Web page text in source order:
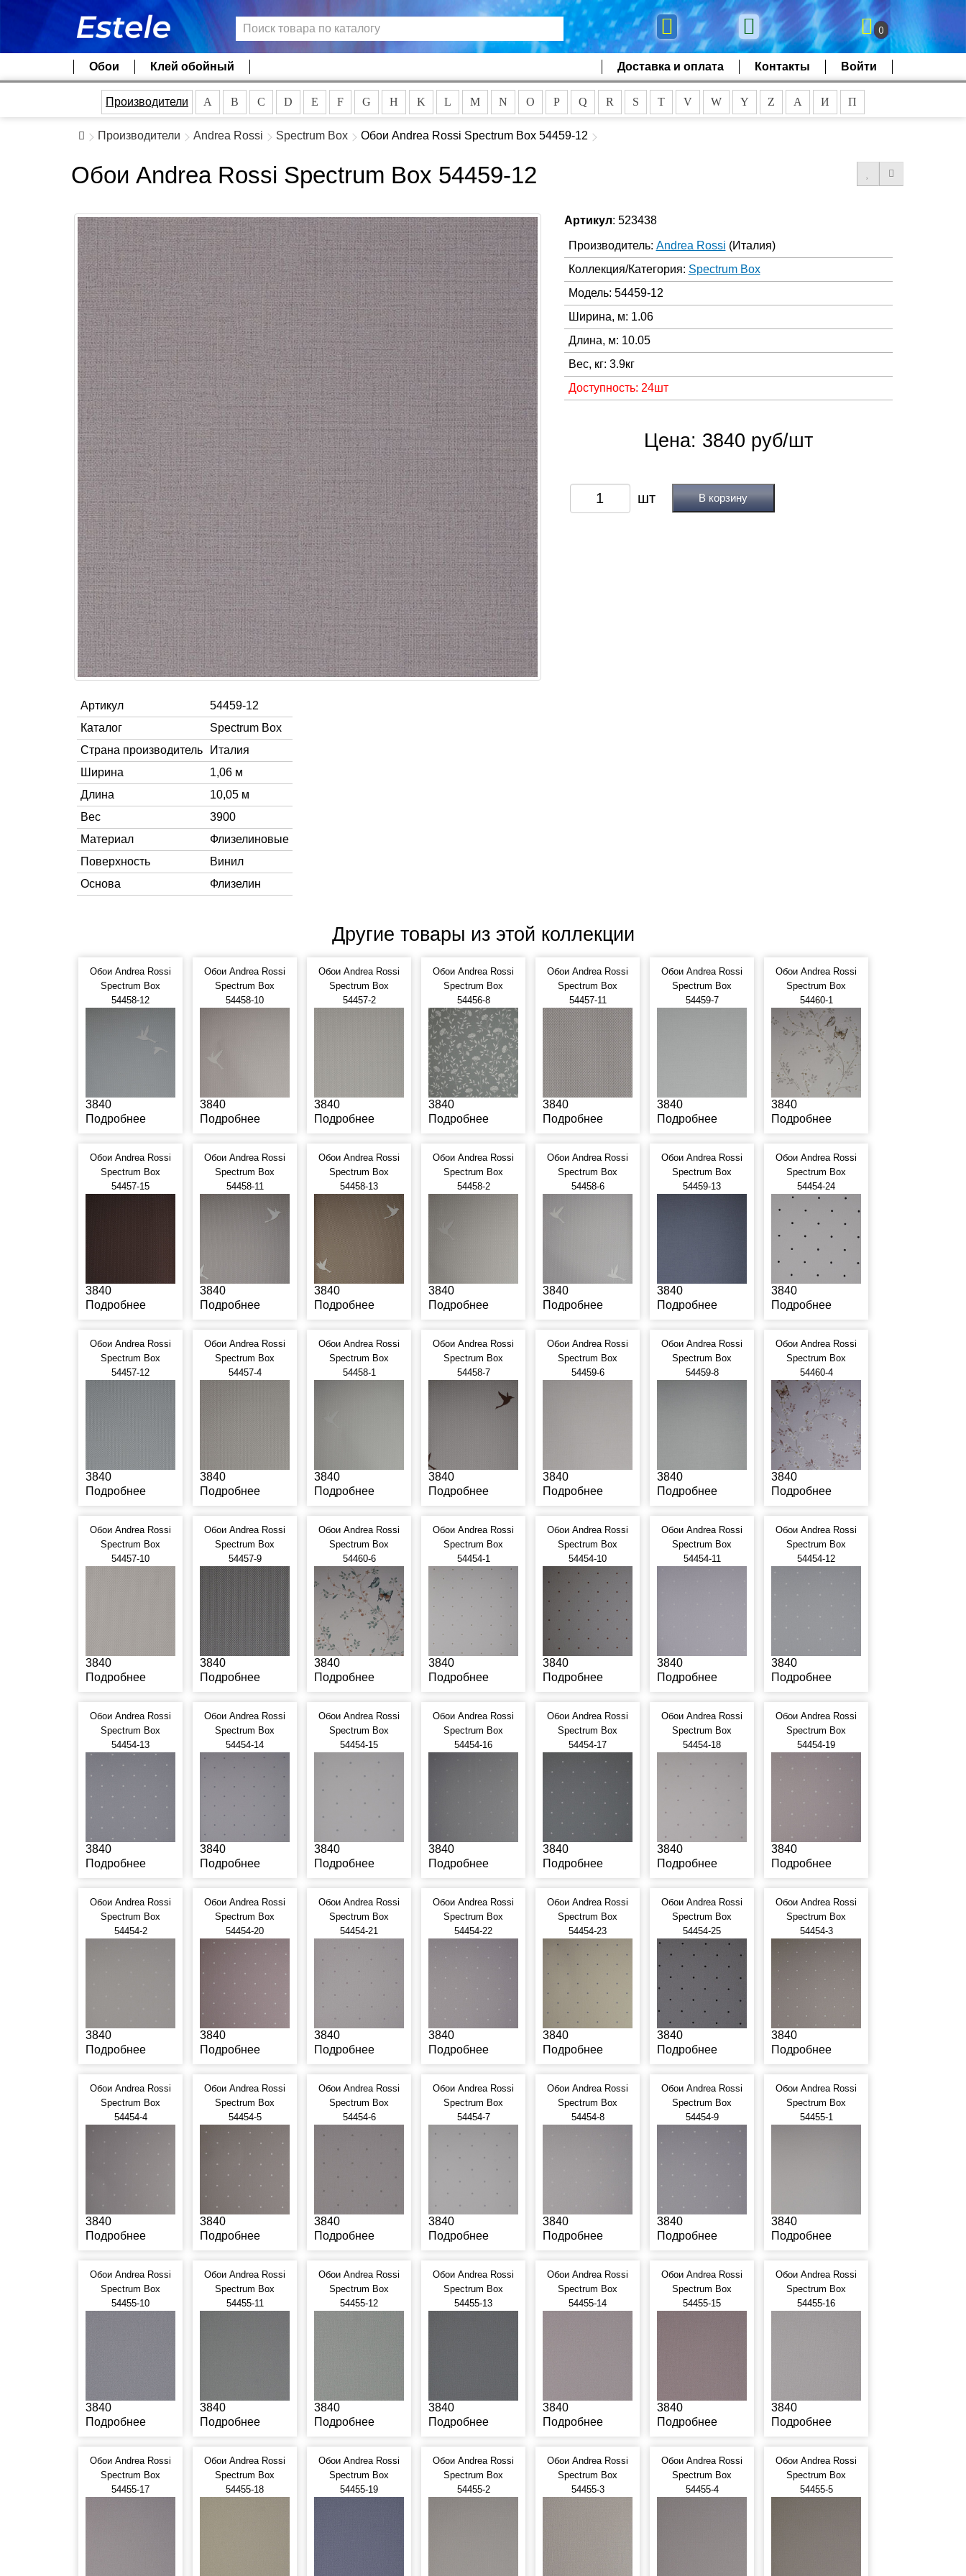
0
Обои Клей обойный Доставка и оплата Контакты Войти
Производители A B C D E F G H K L M N O P Q R S T V W Y Z А И П
Производители Andrea Rossi Spectrum Box Обои Andrea Rossi Spectrum Box 54459-12
Обои Andrea Rossi Spectrum Box 54459-12
Артикул: 523438
Производитель: Andrea Rossi (Италия)
Коллекция/Категория: Spectrum Box
Модель: 54459-12
Ширина, м: 1.06
Длина, м: 10.05
Вес, кг: 3.9кг
Доступность: 24шт
Цена: 3840 руб/шт
В корзину
Артикул
54459-12
Каталог
Spectrum Box
Страна производитель
Италия
Ширина
1,06 м
Длина
10,05 м
Вес
3900
Материал
Флизелиновые
Поверхность
Винил
Основа
Флизелин
Другие товары из этой коллекции
Обои Andrea Rossi
Spectrum Box
54458-12
3840
Подробнее
Обои Andrea Rossi
Spectrum Box
54458-10
3840
Подробнее
Обои Andrea Rossi
Spectrum Box
54457-2
3840
Подробнее
Обои Andrea Rossi
Spectrum Box
54456-8
3840
Подробнее
Обои Andrea Rossi
Spectrum Box
54457-11
3840
Подробнее
Обои Andrea Rossi
Spectrum Box
54459-7
3840
Подробнее
Обои Andrea Rossi
Spectrum Box
54460-1
3840
Подробнее
Обои Andrea Rossi
Spectrum Box
54457-15
3840
Подробнее
Обои Andrea Rossi
Spectrum Box
54458-11
3840
Подробнее
Обои Andrea Rossi
Spectrum Box
54458-13
3840
Подробнее
Обои Andrea Rossi
Spectrum Box
54458-2
3840
Подробнее
Обои Andrea Rossi
Spectrum Box
54458-6
3840
Подробнее
Обои Andrea Rossi
Spectrum Box
54459-13
3840
Подробнее
Обои Andrea Rossi
Spectrum Box
54454-24
3840
Подробнее
Обои Andrea Rossi
Spectrum Box
54457-12
3840
Подробнее
Обои Andrea Rossi
Spectrum Box
54457-4
3840
Подробнее
Обои Andrea Rossi
Spectrum Box
54458-1
3840
Подробнее
Обои Andrea Rossi
Spectrum Box
54458-7
3840
Подробнее
Обои Andrea Rossi
Spectrum Box
54459-6
3840
Подробнее
Обои Andrea Rossi
Spectrum Box
54459-8
3840
Подробнее
Обои Andrea Rossi
Spectrum Box
54460-4
3840
Подробнее
Обои Andrea Rossi
Spectrum Box
54457-10
3840
Подробнее
Обои Andrea Rossi
Spectrum Box
54457-9
3840
Подробнее
Обои Andrea Rossi
Spectrum Box
54460-6
3840
Подробнее
Обои Andrea Rossi
Spectrum Box
54454-1
3840
Подробнее
Обои Andrea Rossi
Spectrum Box
54454-10
3840
Подробнее
Обои Andrea Rossi
Spectrum Box
54454-11
3840
Подробнее
Обои Andrea Rossi
Spectrum Box
54454-12
3840
Подробнее
Обои Andrea Rossi
Spectrum Box
54454-13
3840
Подробнее
Обои Andrea Rossi
Spectrum Box
54454-14
3840
Подробнее
Обои Andrea Rossi
Spectrum Box
54454-15
3840
Подробнее
Обои Andrea Rossi
Spectrum Box
54454-16
3840
Подробнее
Обои Andrea Rossi
Spectrum Box
54454-17
3840
Подробнее
Обои Andrea Rossi
Spectrum Box
54454-18
3840
Подробнее
Обои Andrea Rossi
Spectrum Box
54454-19
3840
Подробнее
Обои Andrea Rossi
Spectrum Box
54454-2
3840
Подробнее
Обои Andrea Rossi
Spectrum Box
54454-20
3840
Подробнее
Обои Andrea Rossi
Spectrum Box
54454-21
3840
Подробнее
Обои Andrea Rossi
Spectrum Box
54454-22
3840
Подробнее
Обои Andrea Rossi
Spectrum Box
54454-23
3840
Подробнее
Обои Andrea Rossi
Spectrum Box
54454-25
3840
Подробнее
Обои Andrea Rossi
Spectrum Box
54454-3
3840
Подробнее
Обои Andrea Rossi
Spectrum Box
54454-4
3840
Подробнее
Обои Andrea Rossi
Spectrum Box
54454-5
3840
Подробнее
Обои Andrea Rossi
Spectrum Box
54454-6
3840
Подробнее
Обои Andrea Rossi
Spectrum Box
54454-7
3840
Подробнее
Обои Andrea Rossi
Spectrum Box
54454-8
3840
Подробнее
Обои Andrea Rossi
Spectrum Box
54454-9
3840
Подробнее
Обои Andrea Rossi
Spectrum Box
54455-1
3840
Подробнее
Обои Andrea Rossi
Spectrum Box
54455-10
3840
Подробнее
Обои Andrea Rossi
Spectrum Box
54455-11
3840
Подробнее
Обои Andrea Rossi
Spectrum Box
54455-12
3840
Подробнее
Обои Andrea Rossi
Spectrum Box
54455-13
3840
Подробнее
Обои Andrea Rossi
Spectrum Box
54455-14
3840
Подробнее
Обои Andrea Rossi
Spectrum Box
54455-15
3840
Подробнее
Обои Andrea Rossi
Spectrum Box
54455-16
3840
Подробнее
Обои Andrea Rossi
Spectrum Box
54455-17
Обои Andrea Rossi
Spectrum Box
54455-18
Обои Andrea Rossi
Spectrum Box
54455-19
Обои Andrea Rossi
Spectrum Box
54455-2
Обои Andrea Rossi
Spectrum Box
54455-3
Обои Andrea Rossi
Spectrum Box
54455-4
Обои Andrea Rossi
Spectrum Box
54455-5